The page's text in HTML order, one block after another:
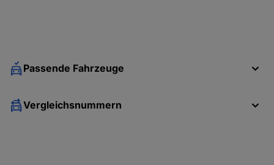
Passende Fahrzeuge
Vergleichsnummern